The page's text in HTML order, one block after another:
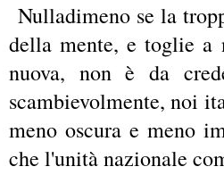
Nulladimeno se la
della mente, e toglie a
nuova, non è da
scambievolmente, noi
meno oscura e meno
che l'unità nazionale